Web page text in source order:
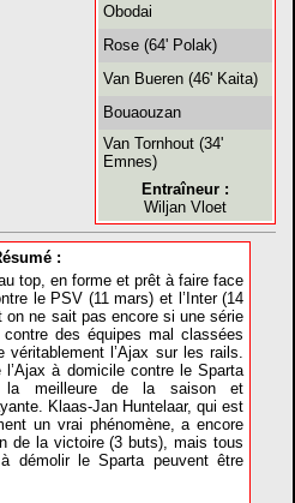
Obodai
Rose (64' Polak)
Van Bueren (46' Kaita)
Bouaouzan
Van Tornhout (34'
Emnes)
Entraîneur :
Wiljan Vloet
:
top, en forme et prêt à faire face
le PSV (11 mars) et l’Inter (14
on ne sait pas encore si une série
des équipes mal classées
l’Ajax sur les rails.
à domicile contre le Sparta
la meilleure de la saison et
Klaas-Jan Huntelaar, qui est
un vrai phénomène, a encore
de la victoire (3 buts), mais tous
démolir le Sparta peuvent être